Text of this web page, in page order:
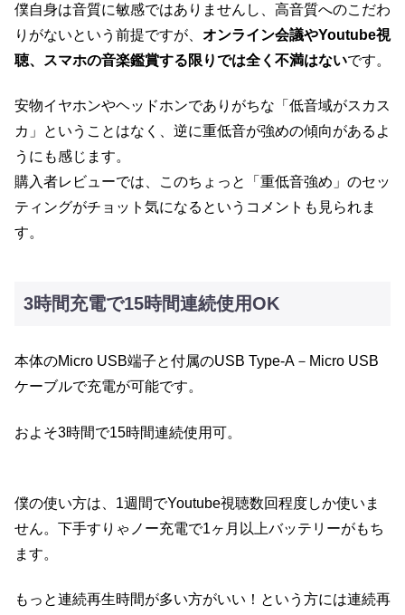
僕自身は音質に敏感ではありませんし、高音質へのこだわ
りがないという前提ですが、 オンライン会議やYoutube視
聴、スマホの音楽鑑賞する限りでは全く不満はないです。
安物イヤホンやヘッドホンでありがちな「低音域がスカス
カ」ということはなく、逆に重低音が強めの傾向があるよ
うにも感じます。
購入者レビューでは、このちょっと「重低音強め」のセッ
ティングがチョット気になるというコメントも見られま
す。
3時間充電で15時間連続使用OK
本体のMicro USB端子と付属のUSB Type-A－Micro USB
ケーブルで充電が可能です。
およそ3時間で15時間連続使用可。
僕の使い方は、1週間でYoutube視聴数回程度しか使いま
せん。下手すりゃノー充電で1ヶ月以上バッテリーがもち
ます。
もっと連続再生時間が多い方がいい！という方には連続再